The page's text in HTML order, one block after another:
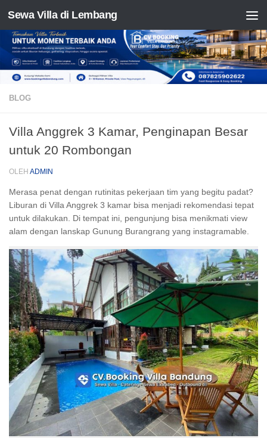
Skip to content
Sewa Villa di Lembang
BLOG
Villa Anggrek 3 Kamar, Penginapan Besar
untuk 20 Rombongan
OLEH ADMIN
Merasa penat dengan rutinitas pekerjaan tim yang begitu padat?
Liburan di Villa Anggrek 3 kamar bisa menjadi rekomendasi tepat
untuk dilakukan. Di tempat ini, pengunjung bisa menikmati view
alam dengan lanskap Gunung Burangrang yang instagramable.